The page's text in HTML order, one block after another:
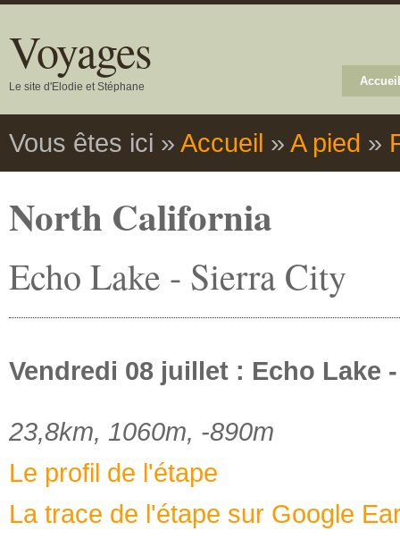
Voyages
Le site d'Elodie et Stéphane Accueil
Vous êtes ici » Accueil » A pied »
North California
Echo Lake - Sierra City
Vendredi 08 juillet : Echo Lake
23,8km, 1060m, -890m
Le profil de l'étape
La trace de l'étape sur Google